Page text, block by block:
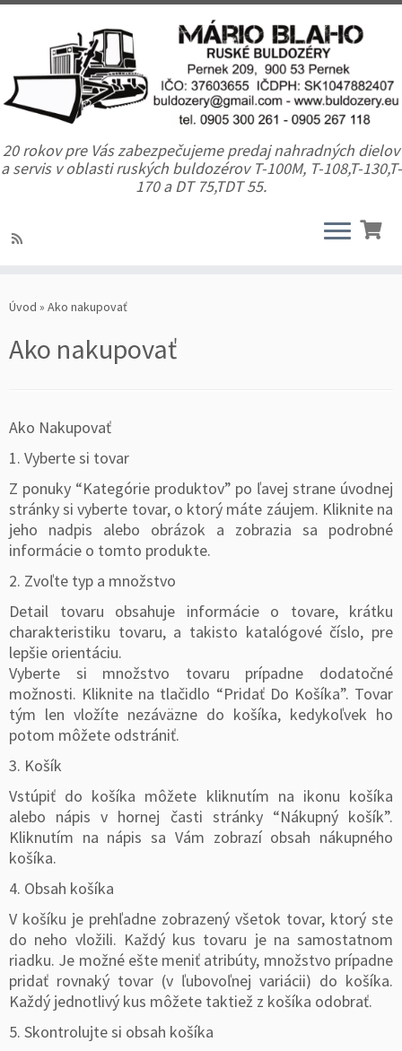
20 rokov pre Vás zabezpečujeme predaj nahradných dielov
a servis v oblasti ruských buldozérov T-100M, T-108,T-130,T-
170 a DT 75,TDT 55.
Úvod » Ako nakupovať
Ako nakupovať
Ako Nakupovať
1. Vyberte si tovar
Z ponuky “Kategórie produktov” po ľavej strane úvodnej
stránky si vyberte tovar, o ktorý máte záujem. Kliknite na
jeho nadpis alebo obrázok a zobrazia sa podrobné
informácie o tomto produkte.
2. Zvoľte typ a množstvo
Detail tovaru obsahuje informácie o tovare, krátku
charakteristiku tovaru, a takisto katalógové číslo, pre
lepšie orientáciu.
Vyberte si množstvo tovaru prípadne dodatočné
možnosti. Kliknite na tlačidlo “Pridať Do Košíka”. Tovar
tým len vložíte nezáväzne do košíka, kedykoľvek ho
potom môžete odstrániť.
3. Košík
Vstúpiť do košíka môžete kliknutím na ikonu košíka
alebo nápis v hornej časti stránky “Nákupný košík”.
Kliknutím na nápis sa Vám zobrazí obsah nákupného
košíka.
4. Obsah košíka
V košíku je prehľadne zobrazený všetok tovar, ktorý ste
do neho vložili. Každý kus tovaru je na samostatnom
riadku. Je možné ešte meniť atribúty, množstvo prípadne
pridať rovnaký tovar (v ľubovoľnej variácii) do košíka.
Každý jednotlivý kus môžete taktiež z košíka odobrať.
5. Skontrolujte si obsah košíka